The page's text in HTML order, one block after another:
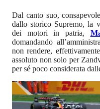
Dal canto suo,
dallo storico Supremo, la
dei motori in patria,
domandando
non rendere,
assoluto non solo per
per sé poco considerata